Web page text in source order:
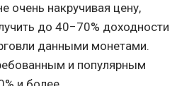
очень накручивая цену,
до 40−70% доходности
данными монетами.
и популярным